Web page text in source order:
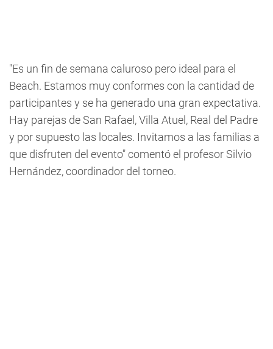
"Es un fin de semana caluroso pero ideal para el
Beach. Estamos muy conformes con la cantidad de
participantes y se ha generado una gran expectativa.
Hay parejas de San Rafael, Villa Atuel, Real del Padre
y por supuesto las locales. Invitamos a las familias a
que disfruten del evento" comentó el profesor Silvio
Hernández, coordinador del torneo.